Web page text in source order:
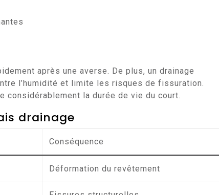
après une averse. De plus, un drainage
l’humidité et limite les risques de fissuration.
considérablement la durée de vie du court.
drainage
Conséquence
Déformation du revêtement